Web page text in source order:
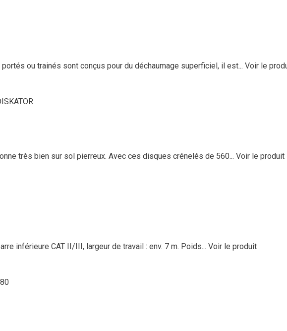
ou trainés sont conçus pour du déchaumage superficiel, il est... Voir le
très bien sur sol pierreux. Avec ces disques crénelés de 560... Voir le produit
inférieure CAT II/III, largeur de travail : env. 7 m. Poids... Voir le produit